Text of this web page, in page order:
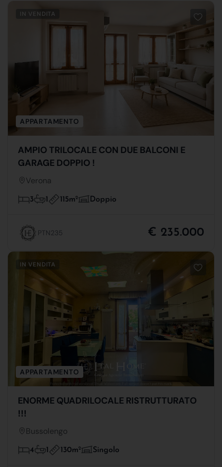
IN VENDITA
APPARTAMENTO
AMPIO TRILOCALE CON DUE BALCONI E
GARAGE DOPPIO !
Verona
3 1 115m2 Doppio
PTN235 € 235.000
IN VENDITA
APPARTAMENTO
ENORME QUADRILOCALE RISTRUTTURATO
!!!
Bussolengo
4 1 130m2 Singolo